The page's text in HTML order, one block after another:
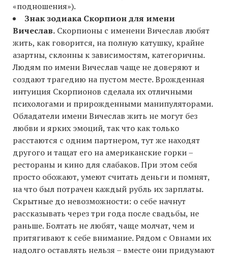
«подношения»).
Знак зодиака Скорпион для имени
Вичеслав. Скорпионы с именени Вичеслав любят
жить, как говорится, на полную катушку, крайне
азартны, склонны к зависимостям, категоричны.
Людям по имени Вичеслав чаще не доверяют и
создают трагедию на пустом месте. Врожденная
интуиция Скорпионов сделала их отличными
психологами и прирожденными манипуляторами.
Обладатели имени Вичеслав жить не могут без
любви и ярких эмоций, так что как только
расстаются с одним партнером, тут же находят
другого и тащат его на американские горки –
рестораны и кино для слабаков. При этом себя
просто обожают, умеют считать деньги и помнят,
на что был потрачен каждый рубль их зарплаты.
Скрытные до невозможности: о себе начнут
рассказывать через три года после свадьбы, не
раньше. Болтать не любят, чаще молчат, чем и
притягивают к себе внимание. Рядом с Овнами их
надолго оставлять нельзя – вместе они придумают